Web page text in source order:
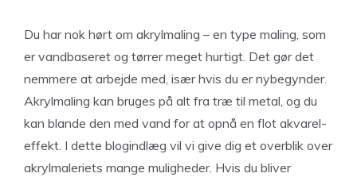
Du har nok hørt om akrylmaling – en type maling, som
er vandbaseret og tørrer meget hurtigt. Det gør det
nemmere at arbejde med, især hvis du er nybegynder.
Akrylmaling kan bruges på alt fra træ til metal, og du
kan blande den med vand for at opnå en flot akvarel-
effekt. I dette blogindlæg vil vi give dig et overblik over
akrylmaleriets mange muligheder. Hvis du bliver